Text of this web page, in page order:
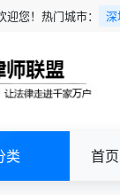
您！热门城市： 深
类 首页